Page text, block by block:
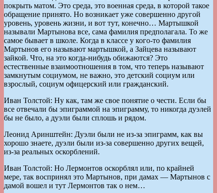
покрыть матом. Это среда, это военная среда, в которой такое
обращение принято. Но возникает уже совершенно другой
уровень, уровень жизни, и вот тут, конечно… Мартышкой
называли Мартынова все, сама фамилия предполагала. То же
самое бывает в школе. Когда в классе у кого-то фамилия
Мартынов его называют мартышкой, а Зайцева называют
зайкой. Что, на это когда-нибудь обижаются? Это
естественные взаимоотношения в том, что теперь называют
замкнутым социумом, не важно, это детский социум или
взрослый, социум офицерский или гражданский.
Иван Толстой: Ну как, там же свое понятие о чести. Если бы
все отвечали бы эпиграммой на эпиграмму, то никогда дуэлей
бы не было, а дуэли были сплошь и рядом.
Леонид Аринштейн: Дуэли были не из-за эпиграмм, как вы
хорошо знаете, дуэли были из-за совершенно других вещей,
из-за реальных оскорблений.
Иван Толстой: Но Лермонтов оскорблял или, по крайней
мере, так воспринял это Мартынов, при дамах — Мартынов с
дамой вошел и тут Лермонтов так о нем…